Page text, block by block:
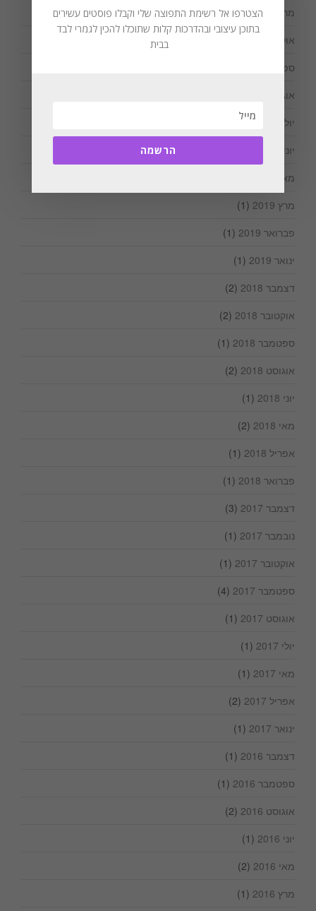
מרץ 2020
(1)
אוקטובר 2019
ספטמבר 2019
אוגוסט 2019
יולי 2019
(2)
יוני 2019
מאי 2019
מרץ 2019
(1)
פברואר 2019
(1)
ינואר 2019
(1)
דצמבר 2018
(2)
אוקטובר 2018
(2)
ספטמבר 2018
(1)
אוגוסט 2018
(2)
יוני 2018
(1)
מאי 2018
(2)
אפריל 2018
(1)
פברואר 2018
(1)
דצמבר 2017
(3)
נובמבר 2017
(1)
אוקטובר 2017
(1)
ספטמבר 2017
(4)
אוגוסט 2017
(1)
יולי 2017
(1)
מאי 2017
(1)
אפריל 2017
(2)
ינואר 2017
(1)
דצמבר 2016
(1)
ספטמבר 2016
(1)
אוגוסט 2016
(2)
יוני 2016
(1)
מאי 2016
(2)
מרץ 2016
(1)
הצטרפו אל רשימת התפוצה שלי וקבלו פוסטים עשירים
בתוכן עיצובי ובהדרכות קלות שתוכלו להכין לגמרי לבד
בבית
הרשמה